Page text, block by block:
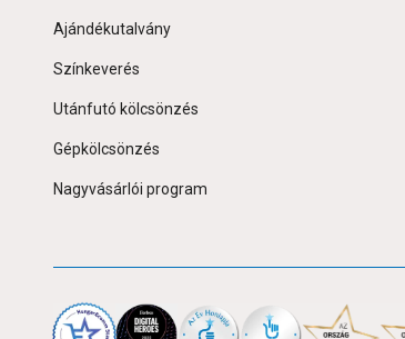
Ajándékutalvány
Színkeverés
Utánfutó kölcsönzés
Gépkölcsönzés
Nagyvásárlói program